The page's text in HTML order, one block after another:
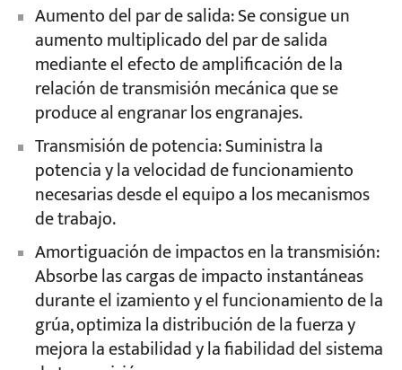
Aumento del par de salida: Se consigue un
aumento multiplicado del par de salida
mediante el efecto de amplificación de la
relación de transmisión mecánica que se
produce al engranar los engranajes.
Transmisión de potencia: Suministra la
potencia y la velocidad de funcionamiento
necesarias desde el equipo a los mecanismos
de trabajo.
Amortiguación de impactos en la transmisión:
Absorbe las cargas de impacto instantáneas
durante el izamiento y el funcionamiento de la
grúa, optimiza la distribución de la fuerza y
mejora la estabilidad y la fiabilidad del sistema